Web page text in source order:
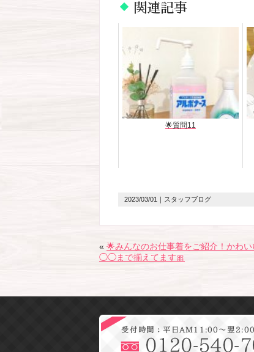
関連記事
🌟質問11
2023/03/01 ｜スタッフブログ
« 🌟みんなのお仕事着をご紹介！かわい
◯◯まで揃えてます🎀